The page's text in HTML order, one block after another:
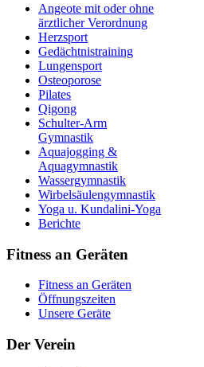
Angeote mit oder ohne
ärztlicher Verordnung
Herzsport
Gedächtnistraining
Lungensport
Osteoporose
Pilates
Qigong
Schulter-Arm
Gymnastik
Aquajogging &
Aquagymnastik
Wassergymnastik
Wirbelsäulengymnastik
Yoga u. Kundalini-Yoga
Berichte
Fitness an Geräten
Fitness an Geräten
Öffnungszeiten
Unsere Geräte
Der Verein